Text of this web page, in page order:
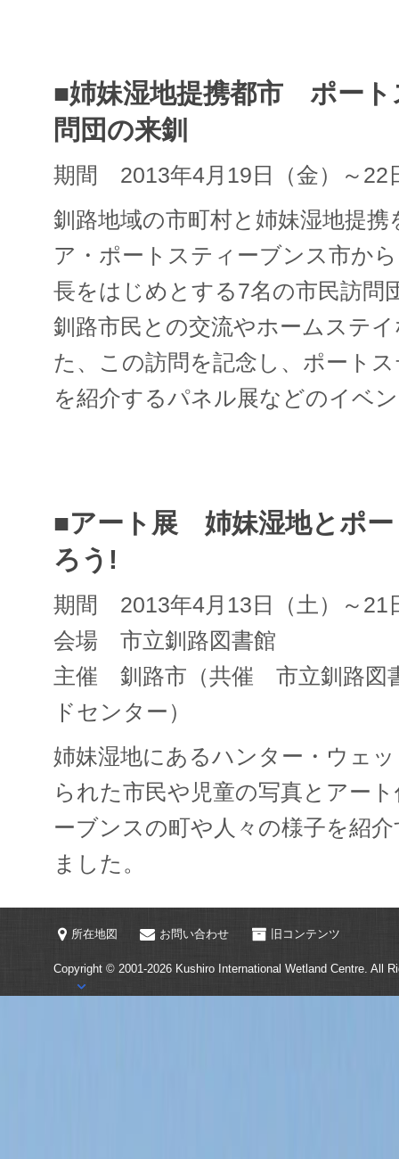
■姉妹湿地提携都市 ポート
問団の来釧
期間 2013年4月19日（金）～22
釧路地域の市町村と姉妹湿地提
ア・ポートスティーブンス市か
長をはじめとする7名の市民訪問
釧路市民との交流やホームステ
た、この訪問を記念し、ポート
を紹介するパネル展などのイベ
■アート展 姉妹湿地とポー
ろう!
期間 2013年4月13日（土）～21
会場 市立釧路図書館
主催 釧路市（共催 市立釧路図
ドセンター）
姉妹湿地にあるハンター・ウェ
られた市民や児童の写真とアー
ーブンスの町や人々の様子を紹
ました。
所在地図 お問い合わせ 旧コンテンツ
Copyright © 2001-2026 Kushiro International Wetland Centre. All